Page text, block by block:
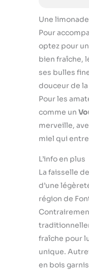
Une
Pour
optez pour
bien fraîche,
ses bulles
douceur de
Pour les
comme un
merveille,
miel qui
L’info en plus
La faisselle
d’une
région de
fraîche pour
unique.
en bois